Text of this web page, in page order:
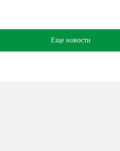
Еще новости